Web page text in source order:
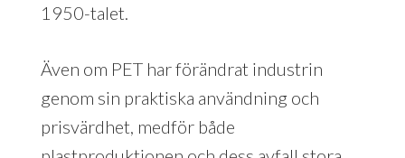
1950-talet.
Även om PET har förändrat industrin
genom sin praktiska användning och
prisvärdhet, medför både